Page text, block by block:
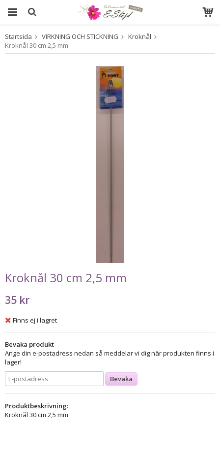
Produkten har blivit tillagd i varukorgen
Startsida VIRKNING OCH STICKNING
Kroknål
Kroknål 30 cm 2,5 mm
Kroknål 30 cm 2,5 mm
35 kr
Finns ej i lagret
Bevaka produkt
Ange din e-postadress nedan så meddelar vi dig när produkten finns i
lager!
Bevaka
Produktbeskrivning:
Kroknål 30 cm 2,5 mm